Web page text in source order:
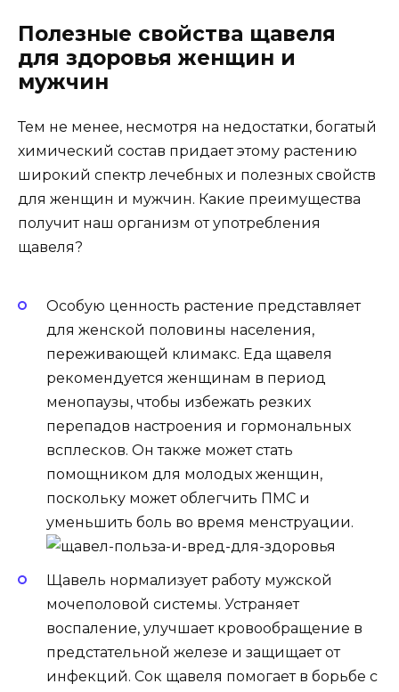
Полезные свойства щавеля
для здоровья женщин и
мужчин
Тем не менее, несмотря на недостатки, богатый
химический состав придает этому растению
широкий спектр лечебных и полезных свойств
для женщин и мужчин. Какие преимущества
получит наш организм от употребления
щавеля?
Особую ценность растение представляет
для женской половины населения,
переживающей климакс. Еда щавеля
рекомендуется женщинам в период
менопаузы, чтобы избежать резких
перепадов настроения и гормональных
всплесков. Он также может стать
помощником для молодых женщин,
поскольку может облегчить ПМС и
уменьшить боль во время менструации.
Щавель нормализует работу мужской
мочеполовой системы. Устраняет
воспаление, улучшает кровообращение в
предстательной железе и защищает от
инфекций. Сок щавеля помогает в борьбе с